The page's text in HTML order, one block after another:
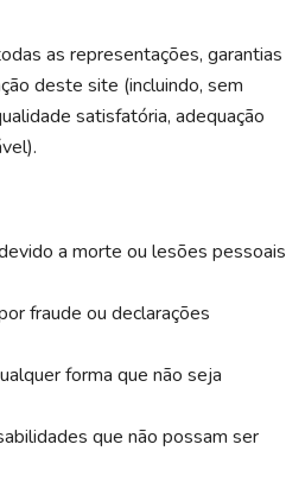
as representações, garantias
deste site (incluindo, sem
satisfatória, adequação
a morte ou lesões pessoais
fraude ou declarações
forma que não seja
que não possam ser